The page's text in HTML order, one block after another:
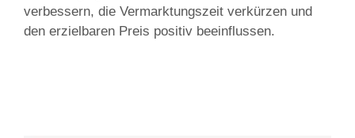
verbessern, die Vermarktungszeit verkürzen und
den erzielbaren Preis positiv beeinflussen.